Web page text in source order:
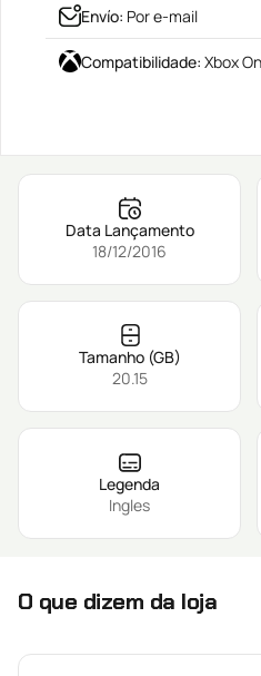
Envío: Por e-mail
Compatibilidade: Xbox
Data Lançamento
18/12/2016
Tamanho (GB)
20.15
Legenda
Ingles
O que dizem da loja